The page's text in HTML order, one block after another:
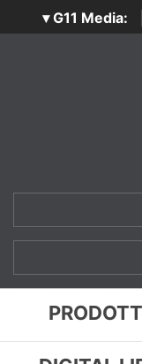
▾ G11 Media:
SecurityOpenLab